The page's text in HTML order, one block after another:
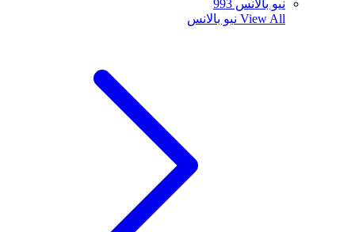
نيو بالانس 993
View All نيو بالانس